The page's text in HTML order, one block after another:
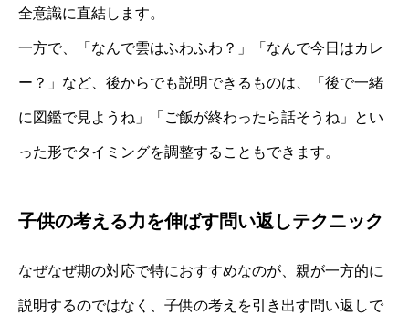
全意識に直結します。
一方で、「なんで雲はふわふわ？」「なんで今日はカレ
ー？」など、後からでも説明できるものは、「後で一緒
に図鑑で見ようね」「ご飯が終わったら話そうね」とい
った形でタイミングを調整することもできます。
子供の考える力を伸ばす問い返しテクニック
なぜなぜ期の対応で特におすすめなのが、親が一方的に
説明するのではなく、子供の考えを引き出す問い返しで